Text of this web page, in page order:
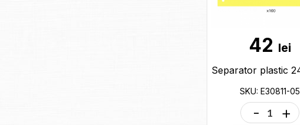
42 lei
SKU: E30811-05
- +